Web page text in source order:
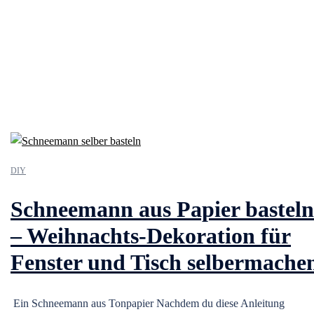
DIY
Schneemann aus Papier basteln
– Weihnachts-Dekoration für
Fenster und Tisch
Ein Schneemann aus Tonpapier Nachdem du diese Anleitung